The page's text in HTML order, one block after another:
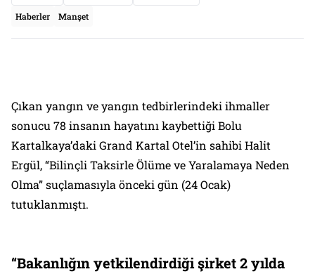
Haberler Manşet
Çıkan yangın ve yangın tedbirlerindeki ihmaller
sonucu 78 insanın hayatını kaybettiği Bolu
Kartalkaya’daki Grand Kartal Otel’in sahibi Halit
Ergül, “Bilinçli Taksirle Ölüme ve Yaralamaya Neden
Olma” suçlamasıyla önceki gün (24 Ocak)
tutuklanmıştı.
“Bakanlığın yetkilendirdiği şirket 2 yılda